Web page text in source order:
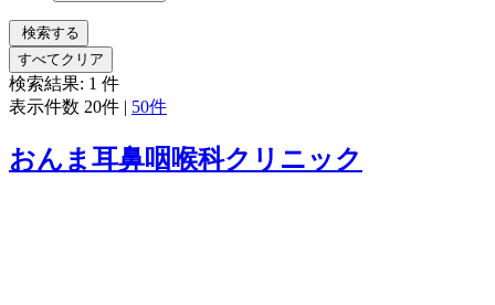
検索する
すべてクリア
検索結果: 1 件
表示件数 20件 | 50件
おんま耳鼻咽喉科クリニック